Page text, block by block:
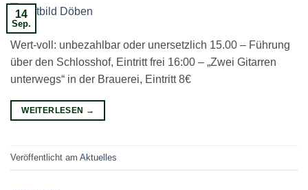
14
Sep.
Wert-voll: unbezahlbar oder unersetzlich 15.00 – Führung
über den Schlosshof, Eintritt frei 16:00 – „Zwei Gitarren
unterwegs“ in der Brauerei, Eintritt 8€
WEITERLESEN →
Veröffentlicht am Aktuelles